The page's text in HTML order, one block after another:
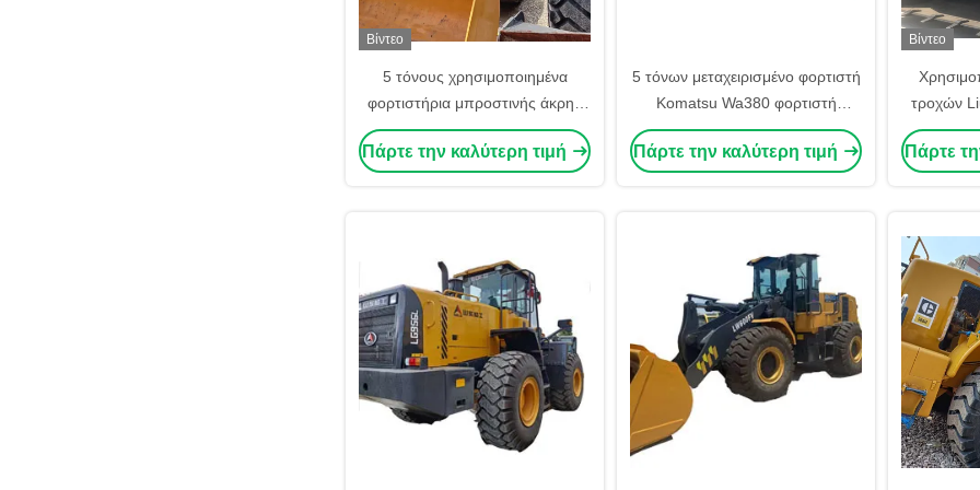
Βίντεο
5 τόνους χρησιμοποιημένα
φορτιστήρια μπροστινής άκρης
XCMG ZL50GN φορτιστή τροχών
Καλή απόδοση
Πάρτε την καλύτερη τιμή
5 τόνων μεταχειρισμένο φορτιστή
Komatsu Wa380 φορτιστή
τροχών Μεσαίου μεγέθους
φορτιστή εσωτερικής καύσης
Πάρτε την καλύτερη τιμή
Βίντεο
τροχών
Πάρτε